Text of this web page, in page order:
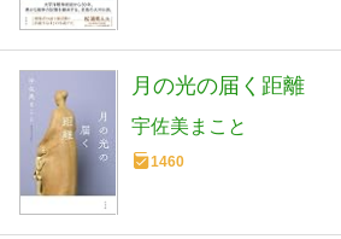
月の光の届く距離
宇佐美まこと
1460